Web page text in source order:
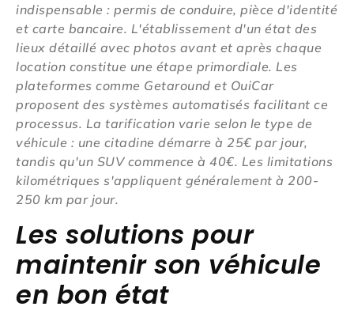
indispensable : permis de conduire, pièce d'identité
et carte bancaire. L'établissement d'un état des
lieux détaillé avec photos avant et après chaque
location constitue une étape primordiale. Les
plateformes comme Getaround et OuiCar
proposent des systèmes automatisés facilitant ce
processus. La tarification varie selon le type de
véhicule : une citadine démarre à 25€ par jour,
tandis qu'un SUV commence à 40€. Les limitations
kilométriques s'appliquent généralement à 200-
250 km par jour.
Les solutions pour
maintenir son véhicule
en bon état